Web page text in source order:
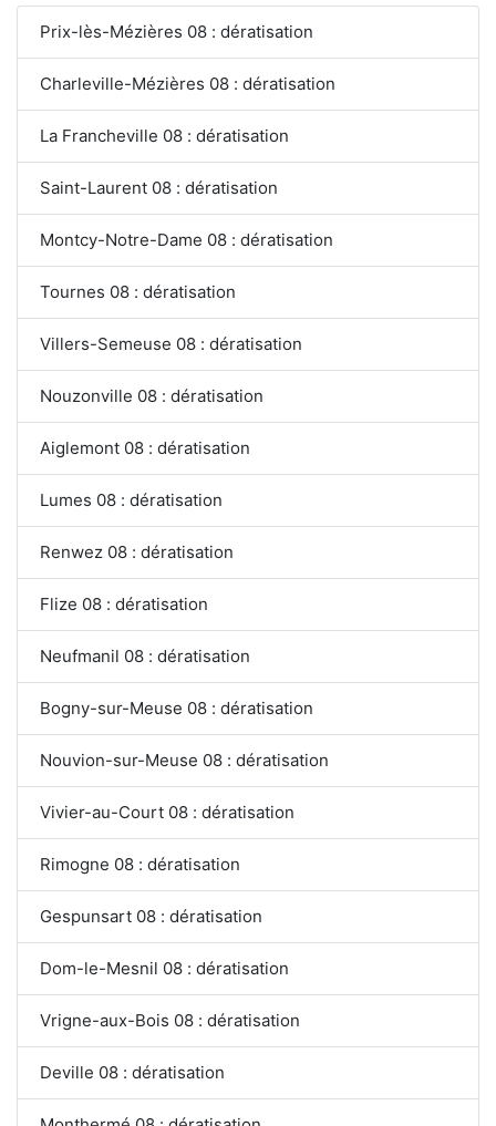
Prix-lès-Mézières 08 : dératisation
Charleville-Mézières 08 : dératisation
La Francheville 08 : dératisation
Saint-Laurent 08 : dératisation
Montcy-Notre-Dame 08 : dératisation
Tournes 08 : dératisation
Villers-Semeuse 08 : dératisation
Nouzonville 08 : dératisation
Aiglemont 08 : dératisation
Lumes 08 : dératisation
Renwez 08 : dératisation
Flize 08 : dératisation
Neufmanil 08 : dératisation
Bogny-sur-Meuse 08 : dératisation
Nouvion-sur-Meuse 08 : dératisation
Vivier-au-Court 08 : dératisation
Rimogne 08 : dératisation
Gespunsart 08 : dératisation
Dom-le-Mesnil 08 : dératisation
Vrigne-aux-Bois 08 : dératisation
Deville 08 : dératisation